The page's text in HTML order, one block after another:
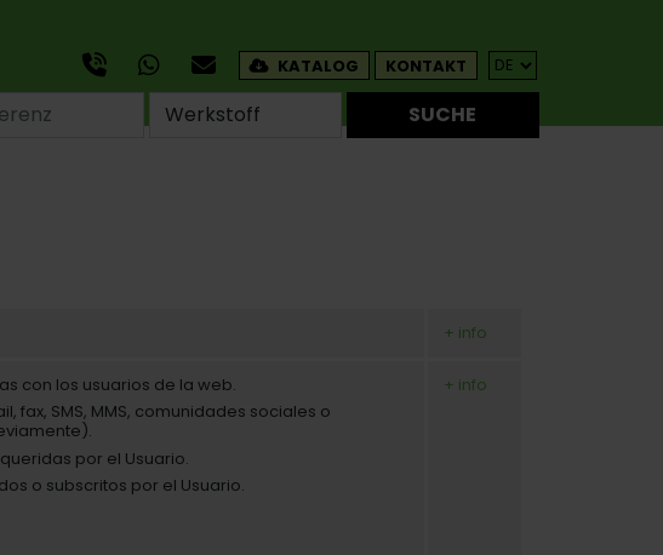
KATALOG KONTAKT
SUCHE
+ info
con los usuarios de la web.
SMS, MMS, comunidades sociales o
por el Usuario.
o subscritos por el Usuario.
+ info